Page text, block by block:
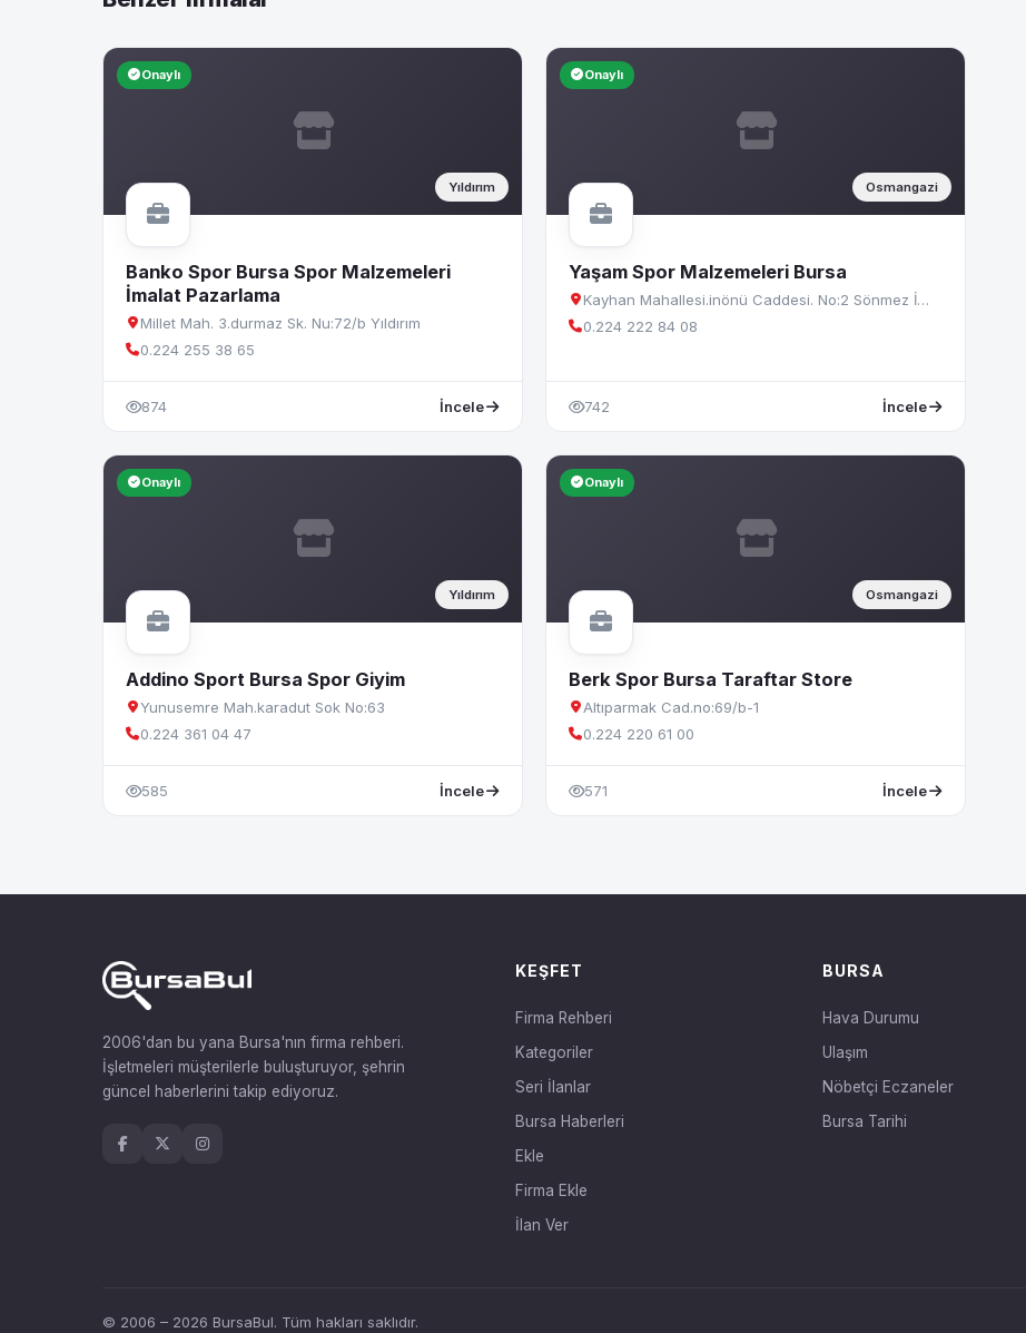
Onaylı
Yıldırım
Banko Spor Bursa Spor Malzemeleri
İmalat Pazarlama
Millet Mah. 3.durmaz Sk. Nu:72/b Yıldırım
0.224 255 38 65
874 İncele
Onaylı
Osmangazi
Yaşam Spor Malzemeleri Bursa
Kayhan Mahallesi.inönü Caddesi. No:2 Sönmez İ…
0.224 222 84 08
742 İncele
Onaylı
Yıldırım
Addino Sport Bursa Spor Giyim
Yunusemre Mah.karadut Sok No:63
0.224 361 04 47
585 İncele
Onaylı
Osmangazi
Berk Spor Bursa Taraftar Store
Altıparmak Cad.no:69/b-1
0.224 220 61 00
571 İncele
2006'dan bu yana Bursa'nın firma rehberi.
İşletmeleri müşterilerle buluşturuyor, şehrin
güncel haberlerini takip ediyoruz.
KEŞFET
Firma Rehberi
Kategoriler
Seri İlanlar
Bursa Haberleri
Ekle
Firma Ekle
İlan Ver
BURSA
Hava Durumu
Ulaşım
Nöbetçi Eczaneler
Bursa Tarihi
© 2006 – 2026 BursaBul. Tüm hakları saklıdır.